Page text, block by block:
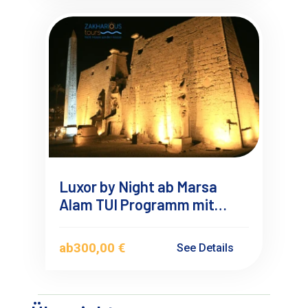
Luxor by Night ab Marsa
Alam TUI Programm mit
ab300,00 € See Details